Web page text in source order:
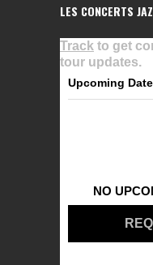
LES CONCERTS
Track to get
tour updates.
Upcoming
NO